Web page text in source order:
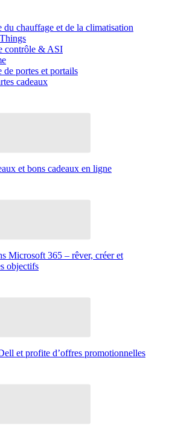
du chauffage et de la climatisation
contrôle & ASI
de portes et portails
cadeaux
et bons cadeaux en ligne
Microsoft 365 – rêver, créer et
objectifs
et profite d’offres promotionnelles